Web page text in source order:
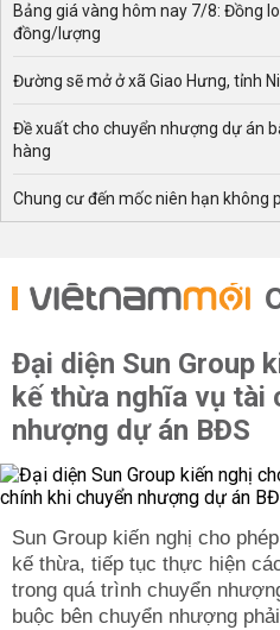
Bảng giá vàng hôm nay 7/8: Đồng
đồng/lượng
Đường sẽ mở ở xã Giao Hưng, tỉnh
Đề xuất cho chuyển nhượng dự án
hàng
Chung cư đến mốc niên hạn không
Đại diện Sun Group
kế thừa nghĩa vụ tài
nhượng dự án BĐS
Sun Group kiến nghị cho
kế thừa, tiếp tục thực hiện
trong quá trình chuyển
buộc bên chuyển nhượng